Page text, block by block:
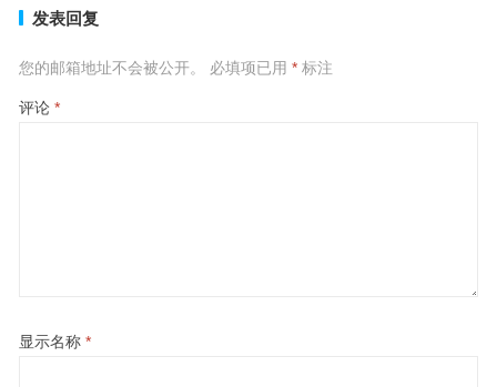
发表回复
您的邮箱地址不会被公开。 必填项已用 *标注
评论 *
显示名称 *